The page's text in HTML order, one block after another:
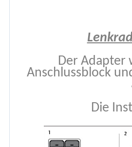
Der Adapter
Anschlussblock
Die